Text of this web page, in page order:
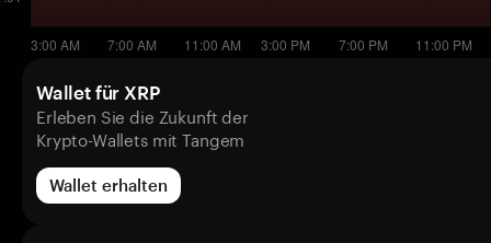
Wallet für XRP
Erleben Sie die Zukunft der
Krypto-Wallets mit Tangem
Wallet erhalten